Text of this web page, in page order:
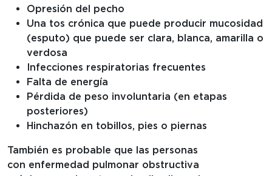
Opresión del pecho
Una tos crónica que puede producir mucosidad
(esputo) que puede ser clara, blanca, amarilla o
verdosa
Infecciones respiratorias frecuentes
Falta de energía
Pérdida de peso involuntaria (en etapas
posteriores)
Hinchazón en tobillos, pies o piernas
También es probable que las personas
con enfermedad pulmonar obstructiva